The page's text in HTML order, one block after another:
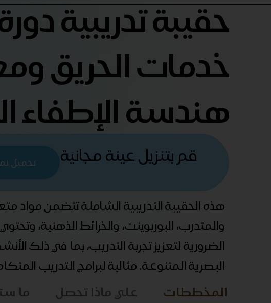
حقيبة تدريبية
خدمات الحريق
هندسة الإطفاء
قم بتنزيل عينة مجانية تحميل
هذه الحقيبة التدريبية الشاملة تتضمن مواد
والمتدرب، البوربوينت، والخرائط الذهنية،
الضرورية لتعزيز تجربة التدريب، بما في ذلك
البصرية المتنوعة. مثالية لبرامج التدريب
المخططات علي ماذا تحصل ما